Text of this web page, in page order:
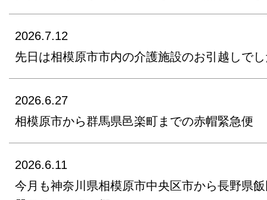
2026.7.12
先日は相模原市市内の介護施設のお引越しで
2026.6.27
相模原市から群馬県邑楽町までの赤帽緊急便
2026.6.11
今月も神奈川県相模原市中央区市から長野県